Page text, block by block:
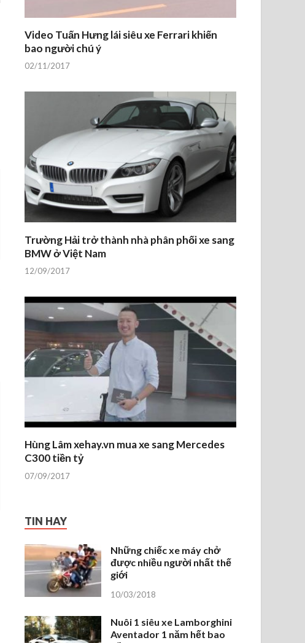
Video Tuấn Hưng lái siêu xe Ferrari khiến
bao người chú ý
02/11/2017
Trường Hải trở thành nhà phân phối xe sang
BMW ở Việt Nam
12/09/2017
Hùng Lâm xehay.vn mua xe sang Mercedes
C300 tiền tỷ
07/09/2017
TIN HAY
Những chiếc xe máy chở
được nhiều người nhất thế
giới
10/03/2018
Nuôi 1 siêu xe Lamborghini
Aventador 1 năm hết bao